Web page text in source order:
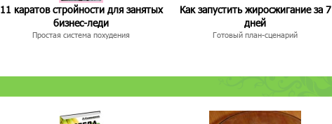
11 каратов стройности для занятых
бизнес-леди
Простая система похудения
Как запустить жиросжигание за 7
дней
Готовый план-сценарий